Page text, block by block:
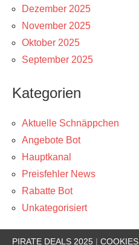
Dezember 2025
November 2025
Oktober 2025
September 2025
Kategorien
Aktuelle Schnäppchen
Angebote Bot
Hauptkanal
Preisfehler News
Rabatte Bot
Unkategorisiert
PIRATE DEALS 2025 | COOKIES